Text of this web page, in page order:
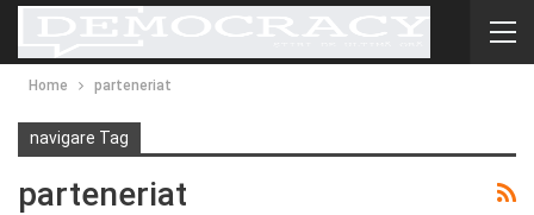
Home parteneriat
navigare Tag
parteneriat